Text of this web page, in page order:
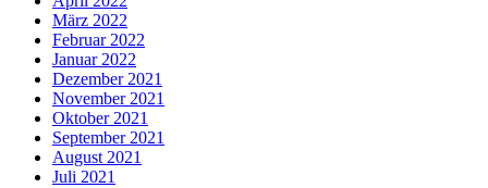
März 2022
Februar 2022
Januar 2022
Dezember 2021
November 2021
Oktober 2021
September 2021
August 2021
Juli 2021